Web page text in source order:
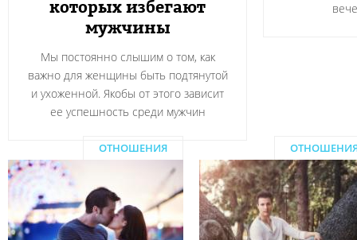
которых избегают
мужчины
Мы постоянно слышим о том, как
важно для женщины быть подтянутой
и ухоженной. Якобы от этого зависит
ее успешность среди мужчин
ОТНОШЕНИЯ